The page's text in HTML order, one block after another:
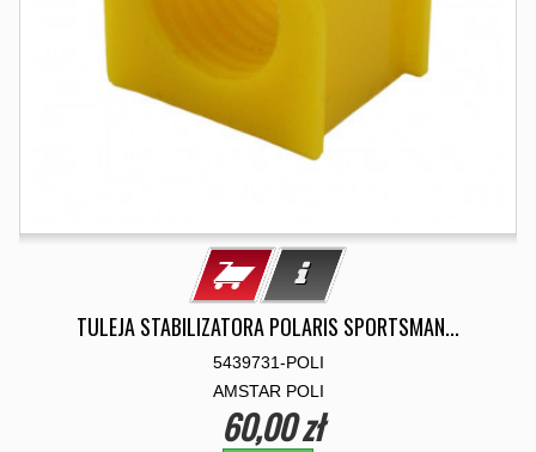
TULEJA STABILIZATORA POLARIS SPORTSMAN...
5439731-POLI
AMSTAR POLI
60,00 zł